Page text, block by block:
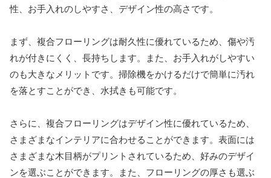
性、お手入れのしやすさ、デザイン性の高さです。
まず、複合フローリングは耐久性に優れているため、傷や汚
れが付きにくく、長持ちします。また、お手入れがしやすい
のも大きなメリットです。掃除機をかけるだけで簡単に汚れ
を落とすことができ、水拭きも可能です。
さらに、複合フローリングはデザイン性に優れているため、
さまざまなインテリアに合わせることができます。表面には
さまざまな木目柄がプリントされているため、好みのデザイ
ンを選ぶことができます。また、フローリングの厚さも選ぶ